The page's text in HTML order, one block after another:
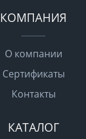
КОМПАНИЯ
О компании
Сертификаты
Контакты
КАТАЛОГ